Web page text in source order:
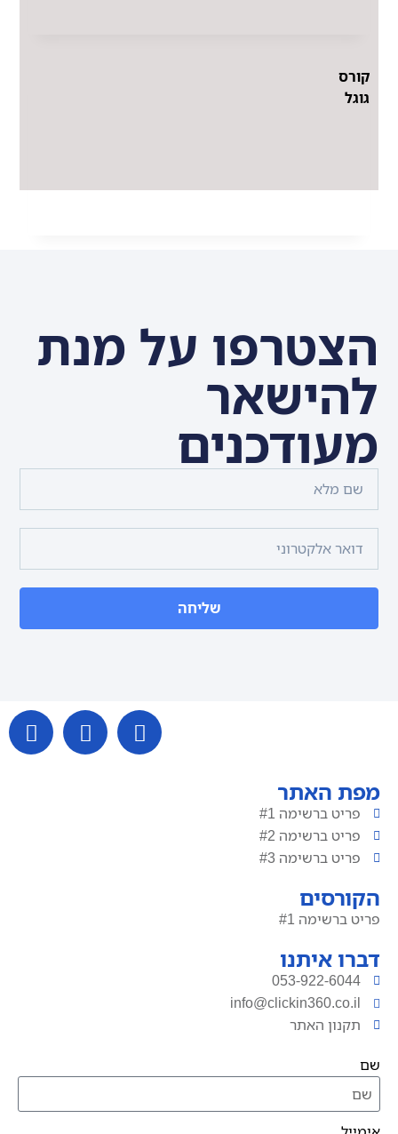
קורס
גוגל
הצטרפו על מנת
להישאר
מעודכנים
שליחה
מפת האתר
פריט ברשימה #1
פריט ברשימה #2
פריט ברשימה #3
הקורסים
פריט ברשימה #1
דברו איתנו
053-922-6044
info@clickin360.co.il
תקנון האתר
שם